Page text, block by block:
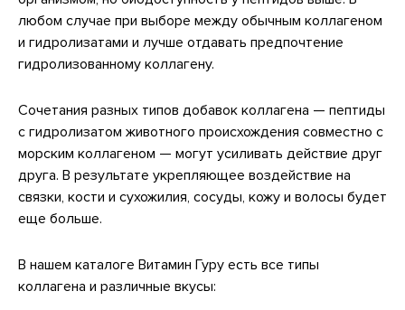
любом случае при выборе между обычным коллагеном
и гидролизатами и лучше отдавать предпочтение
гидролизованному коллагену.
Сочетания разных типов добавок коллагена — пептиды
с гидролизатом животного происхождения совместно с
морским коллагеном — могут усиливать действие друг
друга. В результате укрепляющее воздействие на
связки, кости и сухожилия, сосуды, кожу и волосы будет
еще больше.
В нашем каталоге Витамин Гуру есть все типы
коллагена и различные вкусы: